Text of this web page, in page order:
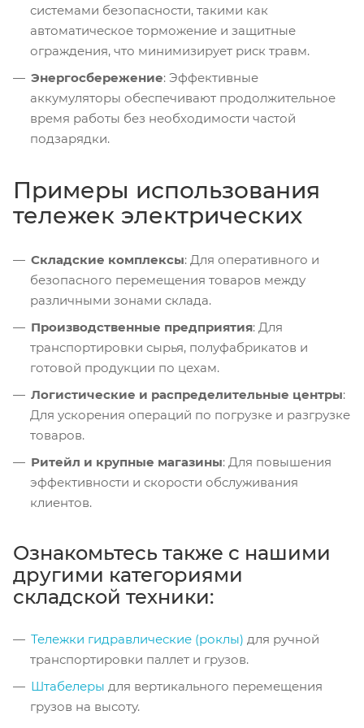
системами безопасности, такими как
автоматическое торможение и защитные
ограждения, что минимизирует риск травм.
Энергосбережение: Эффективные
аккумуляторы обеспечивают продолжительное
время работы без необходимости частой
подзарядки.
Примеры использования
тележек электрических
Складские комплексы: Для оперативного и
безопасного перемещения товаров между
различными зонами склада.
Производственные предприятия: Для
транспортировки сырья, полуфабрикатов и
готовой продукции по цехам.
Логистические и распределительные центры:
Для ускорения операций по погрузке и разгрузке
товаров.
Ритейл и крупные магазины: Для повышения
эффективности и скорости обслуживания
клиентов.
Ознакомьтесь также с нашими
другими категориями
складской техники:
Тележки гидравлические (роклы) для ручной
транспортировки паллет и грузов.
Штабелеры для вертикального перемещения
грузов на высоту.